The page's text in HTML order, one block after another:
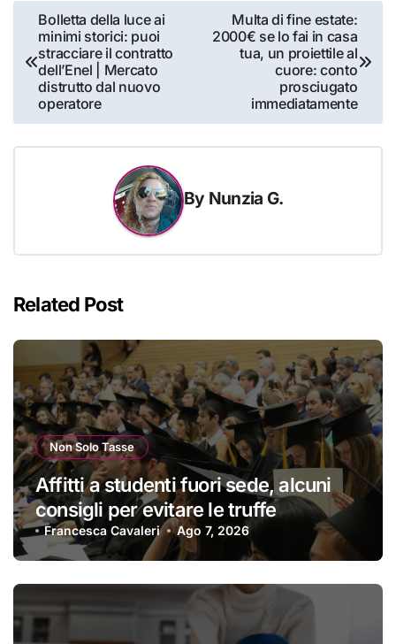
Navigazione
articoli
Bolletta della luce ai
minimi storici: puoi
stracciare il contratto
dell’Enel | Mercato
distrutto dal nuovo
operatore
Multa di fine estate:
2000€ se lo fai in casa
tua, un proiettile al
cuore: conto
prosciugato
immediatamente
By Nunzia G.
Related Post
Non Solo Tasse
Affitti a studenti fuori sede, alcuni
consigli per evitare le truffe
Francesca Cavaleri Ago 7, 2026